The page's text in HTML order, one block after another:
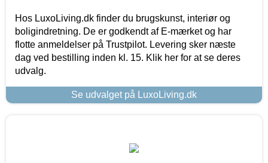
Hos LuxoLiving.dk finder du brugskunst, interiør og
boligindretning. De er godkendt af E-mærket og har
flotte anmeldelser på Trustpilot. Levering sker næste
dag ved bestilling inden kl. 15. Klik her for at se deres
udvalg.
Se udvalget på LuxoLiving.dk